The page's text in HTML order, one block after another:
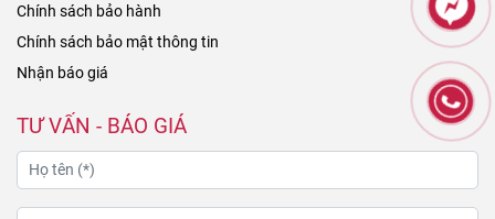
Chính sách bảo hành
Chính sách bảo mật thông tin
Nhận báo giá
TƯ VẤN - BÁO GIÁ